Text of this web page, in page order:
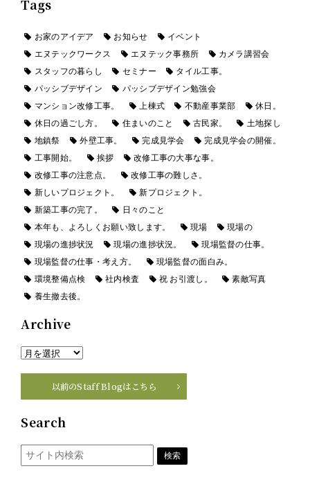
Tags
お家のアイデア お知らせ
イベント
エヌテックワークス
エヌテック事務所
カメラ講習会
スタッフの暮らし
セミナー
タイル工事。
パッシブデザイン
パッシブデザイン勉強会
マンション改修工事。
上棟式 不動産事業部
休日。
休日の過ごし方。
住まいのこと 古民家。
土地探し
地鎮祭
外壁工事。 完成見学会
完成見学会の開催。
工事開始。
挨拶
改修工事の大事な事。
改修工事の注意点。
改修工事の難しさ。
新しいプロジェクト。
新プロジェクト。
新築工事の完了。
日々のこと
本年も、よろしくお願い致します。
現場
現場の
現場の進捗状況
現場の進捗状況。
現場監督の仕事。
現場監督の仕事・考え方。
現場監督の面白み。
環境整備点検
社内検査 祝 お引渡し。
素敵写真
養生撤去後。
Archive
以前のStaff Blogはこちら
Search